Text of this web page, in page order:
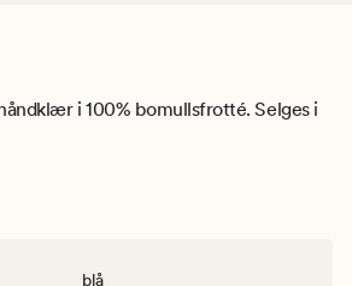
i 100% bomullsfrotté. Selges i
blå